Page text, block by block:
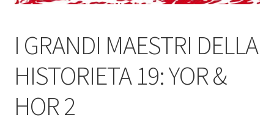
I GRANDI MAESTRI DELLA
HISTORIETA 19: YOR &
HOR 2